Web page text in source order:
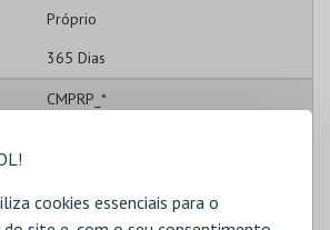
cookies essenciais para o
Próprio
365 Dias
CMPRP_*
Próprio